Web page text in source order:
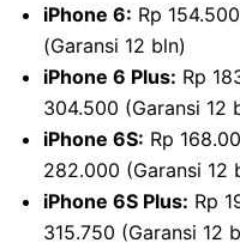
iPhone 6: Rp
(Garansi 12 bln)
iPhone 6 Plus: Rp
304.500 (Garansi 12
iPhone 6S: Rp
282.000 (Garansi 12
iPhone 6S Plus: Rp
315.750 (Garansi 12